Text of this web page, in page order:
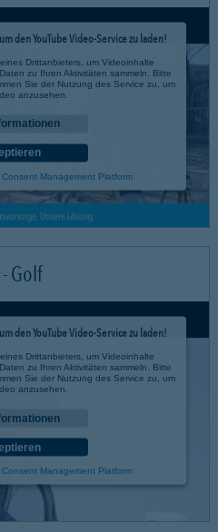
den YouTube Video-Service zu laden!
Drittanbieters, um Videoinhalte
zu Ihren Aktivitäten sammeln. Bitte
Sie der Nutzung des Service zu, um
anzusehen.
Consent Management Platform
Golf
den YouTube Video-Service zu laden!
Drittanbieters, um Videoinhalte
zu Ihren Aktivitäten sammeln. Bitte
Sie der Nutzung des Service zu, um
anzusehen.
Consent Management Platform